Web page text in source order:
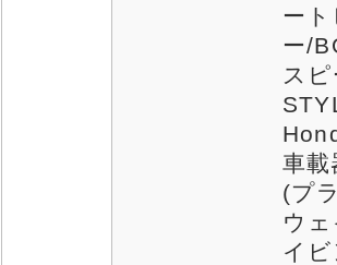
ー
ー/
ス
車
(プ
ウ
イ